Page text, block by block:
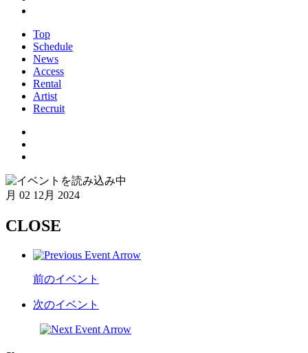
Top
Schedule
News
Access
Rental
Artist
Recruit
月 02 12月 2024
CLOSE
前のイベント
次のイベント